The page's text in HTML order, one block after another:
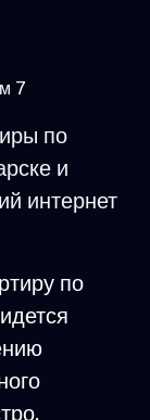
7
по
и
интернет
по